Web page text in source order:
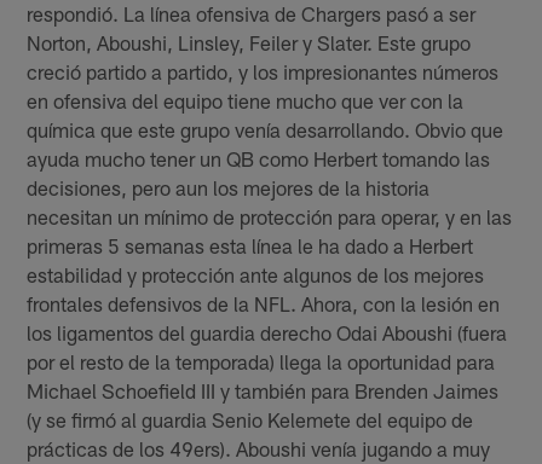
respondió. La línea ofensiva de Chargers pasó a ser
Norton, Aboushi, Linsley, Feiler y Slater. Este grupo
creció partido a partido, y los impresionantes números
en ofensiva del equipo tiene mucho que ver con la
química que este grupo venía desarrollando. Obvio que
ayuda mucho tener un QB como Herbert tomando las
decisiones, pero aun los mejores de la historia
necesitan un mínimo de protección para operar, y en las
primeras 5 semanas esta línea le ha dado a Herbert
estabilidad y protección ante algunos de los mejores
frontales defensivos de la NFL. Ahora, con la lesión en
los ligamentos del guardia derecho Odai Aboushi (fuera
por el resto de la temporada) llega la oportunidad para
Michael Schoefield III y también para Brenden Jaimes
(y se firmó al guardia Senio Kelemete del equipo de
prácticas de los 49ers). Aboushi venía jugando a muy